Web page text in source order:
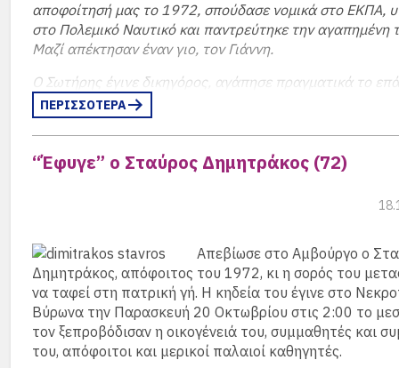
αποφοίτησή μας το 1972, σπούδασε νομικά στο ΕΚΠΑ,
στο Πολεμικό Ναυτικό και παντρεύτηκε την αγαπημένη
Μαζί απέκτησαν έναν γιο, τον Γιάννη.
Ο Σωτήρης έγινε δικηγόρος, αγάπησε πραγματικά το
δούλευε μέχρι το τέλος.
Θα τον θυμόμαστε παντα ως ενα πράο, ευαίσθητο και
άνθρωπο, με το δικό του ιδιαίτερο χιούμορ.
ΠΕΡΙΣΣΟΤΕΡΑ
“Έφυγε” ο Σταύρος Δημητράκος (72)
Απεβίωσε στο Αμβούργο ο
Δημητράκος, απόφοιτος του 1972, κι η σορός του
να ταφεί στη πατρική γή. Η κηδεία του έγινε στο
Βύρωνα την Παρασκευή 20 Οκτωβρίου στις 2:00 το
τον ξεπροβόδισαν η οικογένειά του, συμμαθητές και
του, απόφοιτοι και μερικοί παλαιοί καθηγητές.